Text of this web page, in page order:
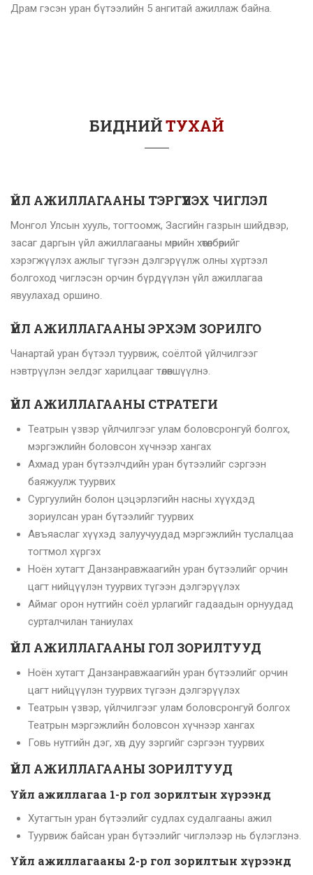
Драм гэсэн уран бүтээлийн 5 ангитай ажиллаж байна.
БИДНИЙТУХАЙ
ҮЙЛ АЖИЛЛАГААНЫ ТЭРГҮҮЛЭХ ЧИГЛЭЛ
Монгол Улсын хууль, тогтоомж, Засгийн газрын шийдвэр,
засаг даргын үйл ажиллагааны мөрийн хөтөлбөрийг
хэрэгжүүлэх ажлыг түгээн дэлгэрүүлж олны хүртээл
болгоход чиглэсэн орчин бүрдүүлэн үйл ажиллагаа
явуулахад оршино.
ҮЙЛ АЖИЛЛАГААНЫ ЭРХЭМ ЗОРИЛГО
Чанартай уран бүтээл туурвиж, соёлтой үйлчилгээг
нэвтрүүлэн эелдэг харилцааг төлөвшүүлнэ.
ҮЙЛ АЖИЛЛАГААНЫ СТРАТЕГИ
Театрын үзвэр үйлчилгээг улам боловсронгуй болгох,
мэргэжлийн боловсон хүчнээр хангах
Ахмад уран бүтээлчдийн уран бүтээлийг сэргээн
баяжуулж туурвих
Сургуулийн болон цэцэрлэгийн насны хүүхдэд
зориулсан уран бүтээлийг туурвих
Авъяаслаг хүүхэд залуучуудад мэргэжлийн туслалцаа
тогтмол хүргэх
Ноён хутагт Данзанравжаагийн уран бүтээлийг орчин
цагт нийцүүлэн туурвих түгээн дэлгэрүүлэх
Аймаг орон нутгийн соёл урлагийг гадаадын орнуудад
сурталчилан таниулах
ҮЙЛ АЖИЛЛАГААНЫ ГОЛ ЗОРИЛТУУД
Ноён хутагт Данзанравжаагийн уран бүтээлийг орчин
цагт нийцүүлэн туурвих түгээн дэлгэрүүлэх
Театрын үзвэр, үйлчилгээг улам боловсронгуй болгох
Театрын мэргэжлийн боловсон хүчнээр хангах
Говь нутгийн дэг, хөг, дуу зэргийг сэргээн туурвих
ҮЙЛ АЖИЛЛАГААНЫ ЗОРИЛТУУД
Үйл ажиллагаа 1-р гол зорилтын хүрээнд
Хутагтын уран бүтээлийг судлах судалгааны ажил
Туурвиж байсан уран бүтээлийг чиглэлээр нь бүлэглэнэ.
Үйл ажиллагааны 2-р гол зорилтын хүрээнд